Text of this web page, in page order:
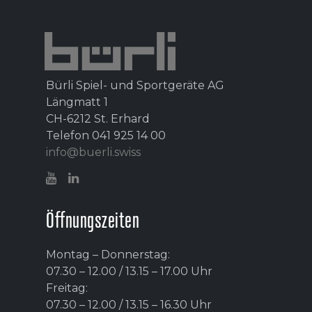
Bürli Spiel- und Sportgeräte AG
Längmatt 1
CH-6212 St. Erhard
Telefon 041 925 14 00
info@buerli.swiss
Öffnungszeiten
Montag – Donnerstag:
07.30 – 12.00 / 13.15 – 17.00 Uhr
Freitag:
07.30 – 12.00 / 13.15 – 16.30 Uhr